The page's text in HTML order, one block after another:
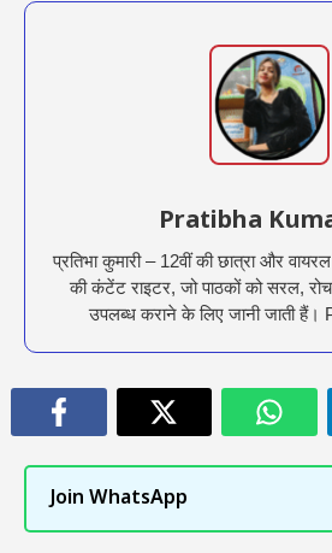
Pratibha
प्रतिभा कुमारी – 12वीं की छात्रा और
की कंटेंट राइटर, जो पाठकों को सरल,
उपलब्ध कराने के लिए जानी जाती
Join WhatsApp